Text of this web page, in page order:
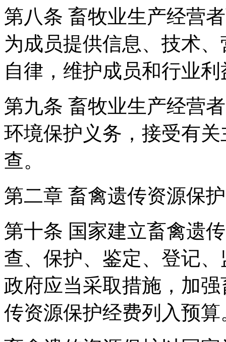
第八条 畜牧业生产经营
为成员提供信息、技术
自律，维护成员和行业利
第九条 畜牧业生产经营
环境保护义务，接受有
查。
第二章 畜禽遗传资源保护
第十条 国家建立畜禽遗
查、保护、鉴定、登记
政府应当采取措施，加
传资源保护经费列入预算